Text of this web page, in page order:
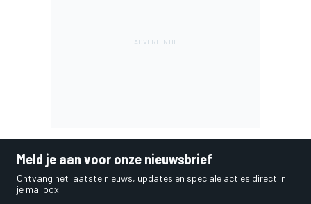
Meld je aan voor onze nieuwsbrief
Ontvang het laatste nieuws, updates en speciale acties direct in
je mailbox.